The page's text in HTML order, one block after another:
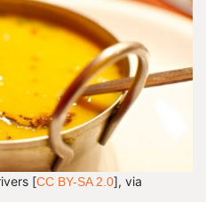
[CC BY-SA 2.0], via